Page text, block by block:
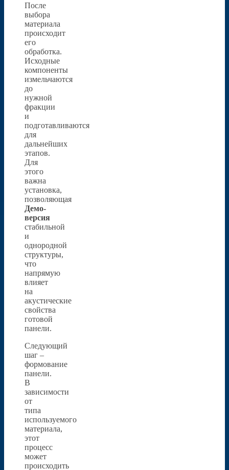
После
выбора
материала
происходит
его
обработка.
Исходные
компоненты
измельчаются
до
нужной
фракции
и
подготавливаются
для
дальнейших
этапов.
Для
этого
важна
установка,
позволяющая
Демо-
версия
стабильной
и
однородной
структуры,
что
напрямую
влияет
на
акустические
свойства
готовой
панели.
Следующий
шаг –
формование
панели.
В
зависимости
от
типа
используемого
материала,
этот
процесс
может
происходить